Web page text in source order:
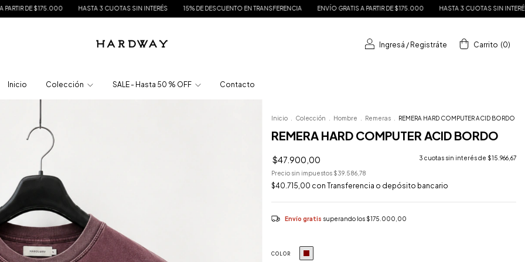
HASTA 3 CUOTAS SIN INTERÉS 15% DE DESCUENTO EN TRANSFERENCIA ENVÍO GRATIS A PARTIR DE $175.000 HASTA 3 CUOTAS SIN INTERÉS 15% DE
Ingresá / Registráte Carrito (0)
Inicio Colección SALE - Hasta 50 % OFF Contacto
Inicio Colección Hombre Remeras REMERA HARD COMPUTER ACID BORDO
REMERA HARD COMPUTER ACID BORDO
$47.900,00 3 cuotas sin interés de $15.966,67
Precio sin impuestos $39.586,78
$40.715,00 con Transferencia o depósito bancario
Envío gratis superando los $175.000,00
COLOR